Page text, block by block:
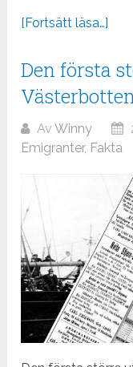
[Fortsätt läsa…]
Den första
AvWinny
Emigranter, Fakta